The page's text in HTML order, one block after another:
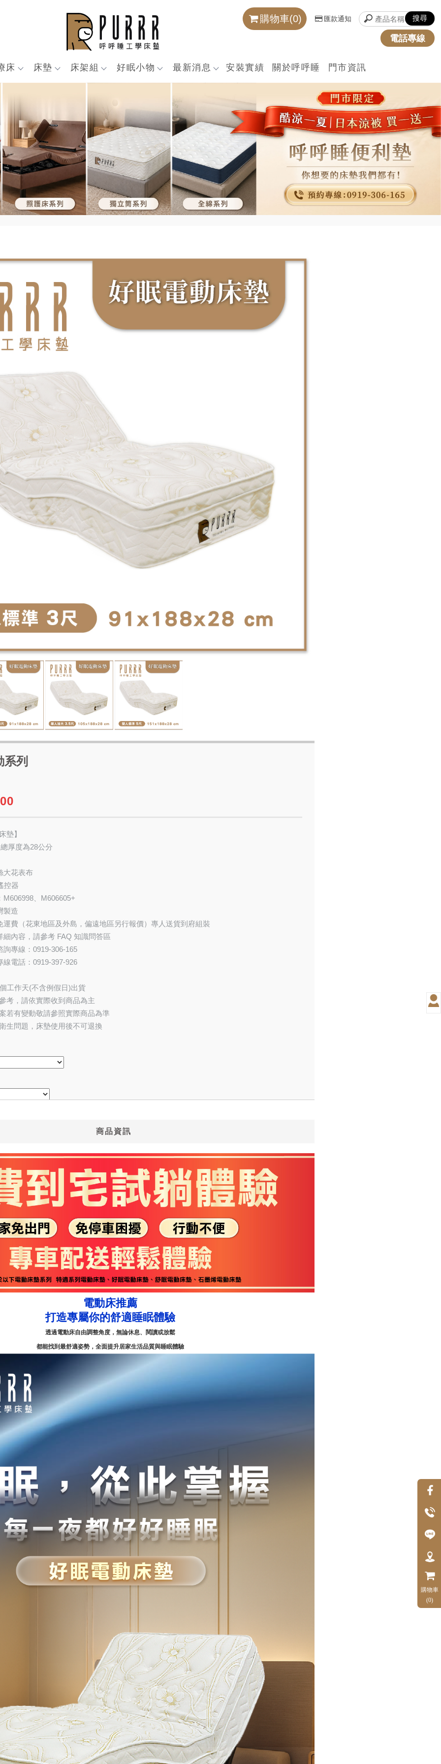
床 床墊 床架組 好眠小物 最新消息 安裝實績 關於呼呼睡 門市資訊
購物車(0) 匯款通知
電話專線
列
墊】
厚度為28公分
大花表布
控器
M606998、M606605+
製造
運費（花東地區及外島，偏遠地區另行報價）專人送貨到府組裝
細內容，請參考 FAQ 知識問答區
詢專線：0919-306-165
線電話：0919-397-926
工作天(不含例假日)出貨
考，請依實際收到商品為主
若有變動敬請參照實際商品為準
生問題，床墊使用後不可退換
商品資訊
電動床推薦
打造專屬你的舒適睡眠體驗
透過電動床自由調整角度，無論休息、閱讀或放鬆
都能找到最舒適姿勢，全面提升居家生活品質與睡眠體驗
購物車
(0)